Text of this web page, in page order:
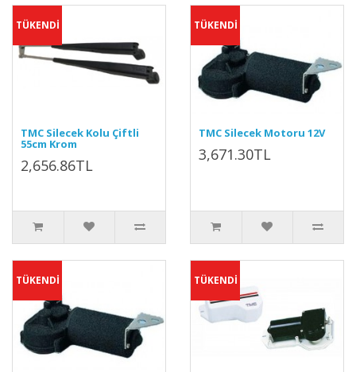
TÜKENDİ
TMC Silecek Kolu Çiftli
55cm Krom
2,656.86TL
TÜKENDİ
TMC Silecek Motoru 12V
3,671.30TL
TÜKENDİ TÜKENDİ